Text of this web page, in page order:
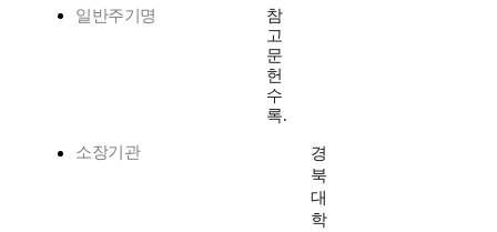
일반주기명
참
고
문
헌
수
록.
소장기관
경
북
대
학